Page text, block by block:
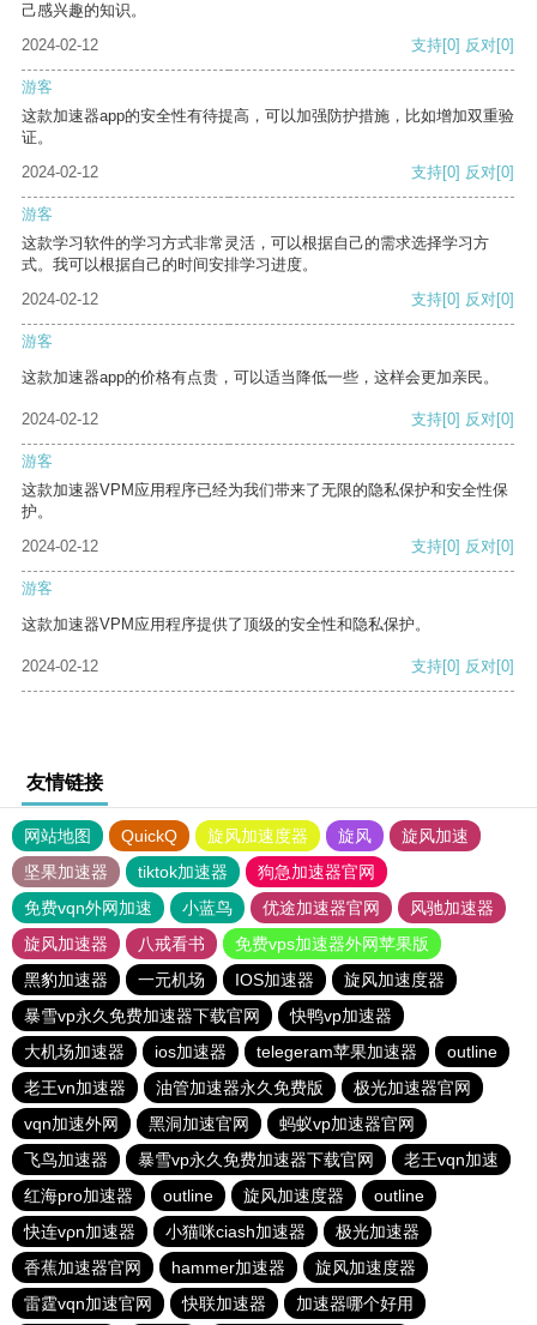
己感兴趣的知识。
2024-02-12
支持[0] 反对[0]
游客
这款加速器app的安全性有待提高，可以加强防护措施，比如增加双重验
证。
2024-02-12
支持[0] 反对[0]
游客
这款学习软件的学习方式非常灵活，可以根据自己的需求选择学习方
式。我可以根据自己的时间安排学习进度。
2024-02-12
支持[0] 反对[0]
游客
这款加速器app的价格有点贵，可以适当降低一些，这样会更加亲民。
2024-02-12 支持[0] 反对[0]
游客
这款加速器VPM应用程序已经为我们带来了无限的隐私保护和安全性保
护。
2024-02-12
支持[0] 反对[0]
游客
这款加速器VPM应用程序提供了顶级的安全性和隐私保护。
2024-02-12 支持[0] 反对[0]
友情链接
网站地图 QuickQ 旋风加速度器 旋风
旋风加速
坚果加速器
tiktok加速器
狗急加速器官网
免费vqn外网加速
小蓝鸟 优途加速器官网
风驰加速器
旋风加速器
八戒看书
免费vps加速器外网苹果版
黑豹加速器
一元机场 IOS加速器
旋风加速度器
暴雪vp永久免费加速器下载官网
快鸭vp加速器
大机场加速器
ios加速器 telegeram苹果加速器
outline
老王vn加速器
油管加速器永久免费版
极光加速器官网
vqn加速外网
黑洞加速官网
蚂蚁vp加速器官网
飞鸟加速器
暴雪vp永久免费加速器下载官网
老王vqn加速
红海pro加速器
outline 旋风加速度器
outline
快连vρn加速器
小猫咪ciash加速器
极光加速器
香蕉加速器官网
hammer加速器
旋风加速度器
雷霆vqn加速官网
快联加速器 加速器哪个好用